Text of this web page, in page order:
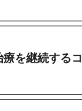
を継続する